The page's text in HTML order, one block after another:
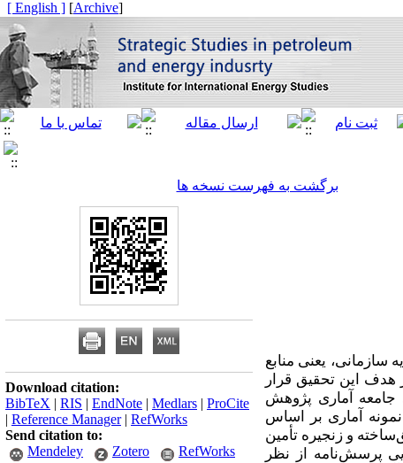
[
Archive
]
[ English ]
برگشت به فهرست نسخه ها
یعنی منابع
هدف این تحقیق قرار
آماری پژوهش
و نمونه آماری بر اساس
و زنجیره تأمین
لیکرت بود. روایی پرسش‌نامه از نظر
Download citation:
BibTeX | RIS | EndNote | Medlars | ProCite
| Reference Manager| RefWorks
Send citation to:
Mendeley
Zotero RefWorks